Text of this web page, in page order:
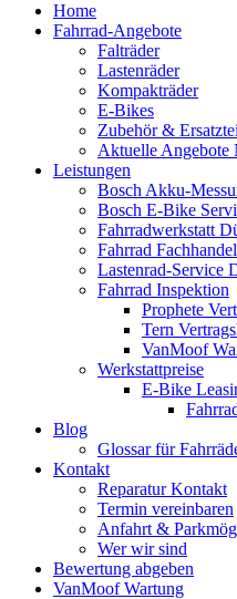
Home
Fahrrad-Angebote
Falträder
Lastenräder
Kompakträder
E-Bikes
Zubehör &
Aktuelle Angebote
Leistungen
Bosch Akku-
Bosch E-Bike
Fahrradwerkstatt
Fahrrad
Lastenrad-Service
Fahrrad Inspektion
Prophete
Tern
VanMoof
Werkstattpreise
E-Bike
Blog
Glossar für
Kontakt
Reparatur Kontakt
Termin vereinbaren
Anfahrt &
Wer wir sind
Bewertung abgeben
VanMoof Wartung